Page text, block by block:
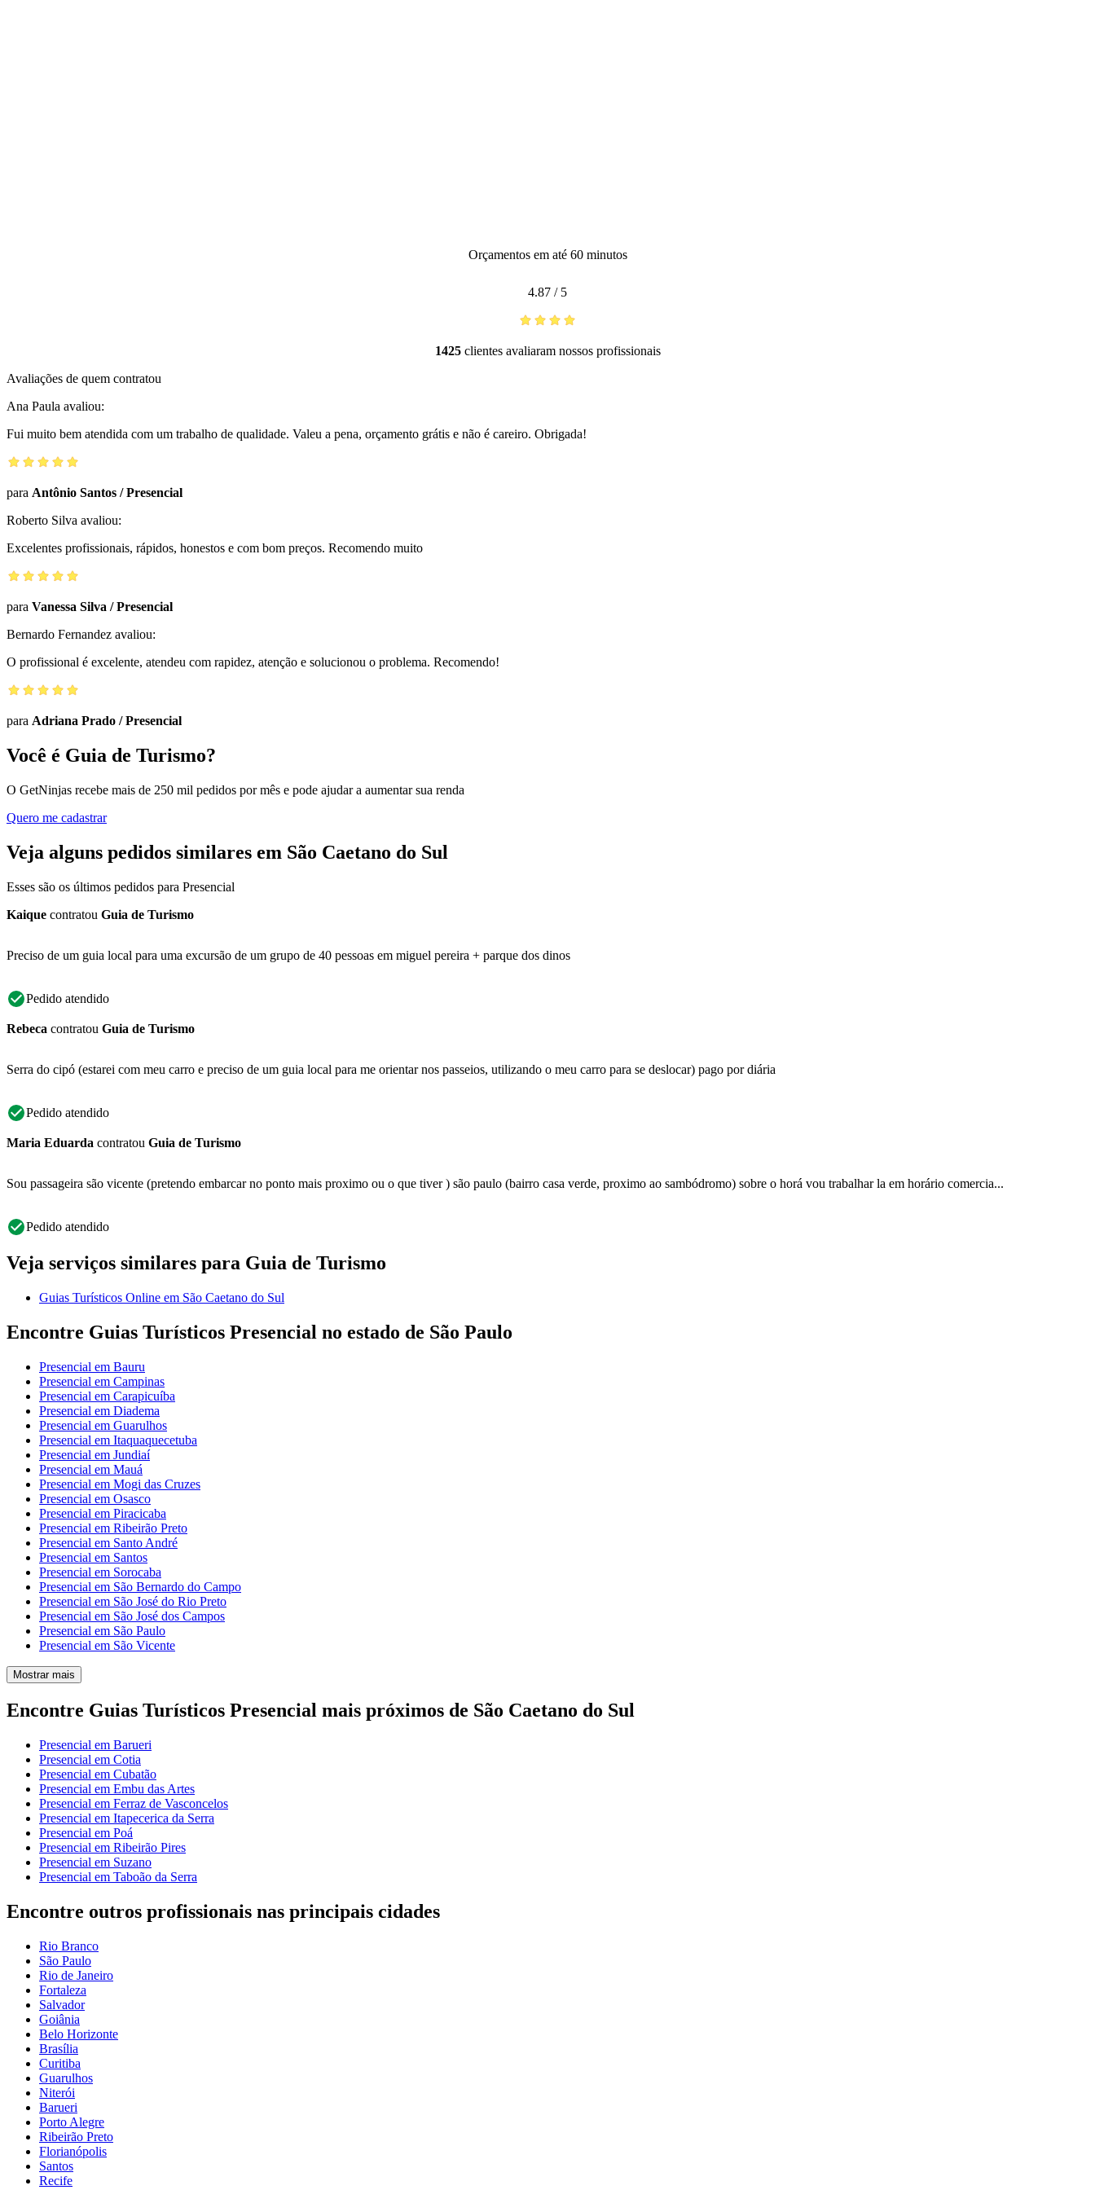
Orçamentos em até 60 minutos
4.87 / 5
1425clientes avaliaram nossos profissionais
Avaliações de quem contratou
Ana Paula avaliou:
Fui muito bem atendida com um trabalho de qualidade. Valeu a pena, orçamento grátis e não é careiro. Obrigada!
para Antônio Santos /Presencial
Roberto Silva avaliou:
Excelentes profissionais, rápidos, honestos e com bom preços. Recomendo muito
para Vanessa Silva /Presencial
Bernardo Fernandez avaliou:
O profissional é excelente, atendeu com rapidez, atenção e solucionou o problema. Recomendo!
para Adriana Prado /Presencial
Você é Guia de Turismo?
O GetNinjas recebe mais de 250 mil pedidos por mês e pode ajudar a aumentar sua renda
Quero me cadastrar
Veja alguns pedidos similares em São Caetano do Sul
Esses são os últimos pedidos para Presencial
Kaique contratou Guia de Turismo
Preciso de um guia local para uma excursão de um grupo de 40 pessoas em miguel pereira + parque dos dinos
Pedido atendido
Rebeca contratou Guia de Turismo
Serra do cipó (estarei com meu carro e preciso de um guia local para me orientar nos passeios, utilizando o meu carro para se deslocar) pago por diária
Pedido atendido
Maria Eduarda contratou Guia de Turismo
Sou passageira são vicente (pretendo embarcar no ponto mais proximo ou o que tiver ) são paulo (bairro casa verde, proximo ao sambódromo) sobre o horá vou trabalhar la em horário comercia...
Pedido atendido
Veja serviços similares para Guia de Turismo
Guias Turísticos Online em São Caetano do Sul
Encontre Guias Turísticos Presencial no estado de São Paulo
Presencial em Bauru
Presencial em Campinas
Presencial em Carapicuíba
Presencial em Diadema
Presencial em Guarulhos
Presencial em Itaquaquecetuba
Presencial em Jundiaí
Presencial em Mauá
Presencial em Mogi das Cruzes
Presencial em Osasco
Presencial em Piracicaba
Presencial em Ribeirão Preto
Presencial em Santo André
Presencial em Santos
Presencial em Sorocaba
Presencial em São Bernardo do Campo
Presencial em São José do Rio Preto
Presencial em São José dos Campos
Presencial em São Paulo
Presencial em São Vicente
Mostrar mais
Encontre Guias Turísticos Presencial mais próximos de São Caetano do Sul
Presencial em Barueri
Presencial em Cotia
Presencial em Cubatão
Presencial em Embu das Artes
Presencial em Ferraz de Vasconcelos
Presencial em Itapecerica da Serra
Presencial em Poá
Presencial em Ribeirão Pires
Presencial em Suzano
Presencial em Taboão da Serra
Encontre outros profissionais nas principais cidades
Rio Branco
São Paulo
Rio de Janeiro
Fortaleza
Salvador
Goiânia
Belo Horizonte
Brasília
Curitiba
Guarulhos
Niterói
Barueri
Porto Alegre
Ribeirão Preto
Florianópolis
Santos
Recife